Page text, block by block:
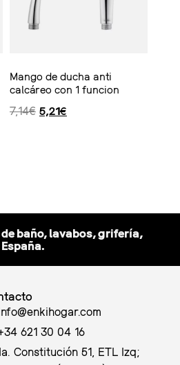
Mango de ducha anti
calcáreo con 1 funcion
7,14€ 5,21€
baño, lavabos, grifería,
621 30 04 16
Constitución 51, ETL Izq;